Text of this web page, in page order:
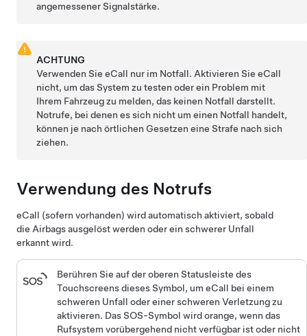
angemessener Signalstärke.
ACHTUNG
Verwenden Sie eCall nur im Notfall. Aktivieren Sie eCall
nicht, um das System zu testen oder ein Problem mit
Ihrem Fahrzeug zu melden, das keinen Notfall darstellt.
Notrufe, bei denen es sich nicht um einen Notfall handelt,
können je nach örtlichen Gesetzen eine Strafe nach sich
ziehen.
Verwendung des Notrufs
eCall (sofern vorhanden) wird automatisch aktiviert, sobald
die Airbags ausgelöst werden oder ein schwerer Unfall
erkannt wird.
Berühren Sieauf der oberen Statusleiste des
Touchscreensdieses Symbol, um eCall bei einem
schweren Unfall oder einer schweren Verletzung zu
aktivieren. Das SOS-Symbol wird orange, wenn das
Rufsystem vorübergehend nicht verfügbar ist oder nicht